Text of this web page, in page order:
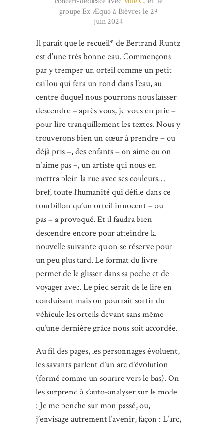
groupe Ex Æquo à Bièvres le 29
juin 2024
Il paraît que le recueil* de Bertrand Runtz
est d’une très bonne eau. Commençons
par y tremper un orteil comme un petit
caillou qui fera un rond dans l’eau, au
centre duquel nous pourrons nous laisser
descendre – après vous, je vous en prie –
pour lire tranquillement les textes. Nous y
trouverons bien un cœur à prendre – ou
déjà pris –, des enfants – on aime ou on
n’aime pas –, un artiste qui nous en
mettra plein la rue avec ses couleurs…
bref, toute l’humanité qui défile dans ce
tourbillon qu’un orteil innocent – ou
pas – a provoqué. Et il faudra bien
descendre encore pour atteindre la
nouvelle suivante qu’on se réserve pour
un peu plus tard. Le format du livre
permet de le glisser dans sa poche et de
voyager avec. Le pied serait de le lire en
conduisant mais on pourrait sortir du
véhicule les orteils devant sans même
qu’une dernière grâce nous soit accordée.
Au fil des pages, les personnages évoluent,
les savants parlent d’un arc d’évolution
(formé comme un sourire vers le bas). On
les surprend à s’auto-analyser sur le mode
: Je me penche sur mon passé, ou,
j’envisage autrement l’avenir, façon : L’arc,